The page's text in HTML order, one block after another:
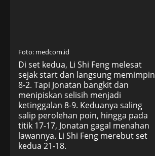
Foto: medcom.id
Di set kedua, Li Shi Feng melesat
sejak start dan langsung memimpin
8-2. Tapi Jonatan bangkit dan
menipiskan selisih menjadi
ketinggalan 8-9. Keduanya saling
salip perolehan poin, hingga pada
titik 17-17, Jonatan gagal menahan
lawannya. Li Shi Feng merebut set
kedua 21-18.